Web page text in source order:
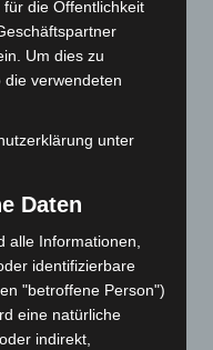
Leitplanken,
europäische
– plus klare
und der engen
das
nun konkret
die Öffentlichkeit
Um dies zu
verwendeten
unter
Daten
alle Informationen,
identifizierbare
"betroffene Person")
eine natürliche
indirekt,